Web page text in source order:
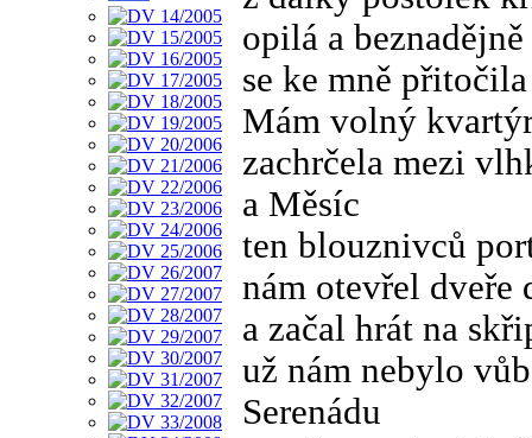
opilá a beznadějně
se ke mně přitočila
Mám volný
zachrčela mezi
a Měsíc
ten blouznivců
nám otevřel dveře
a začal hrát na
už nám nebylo
Serenádu